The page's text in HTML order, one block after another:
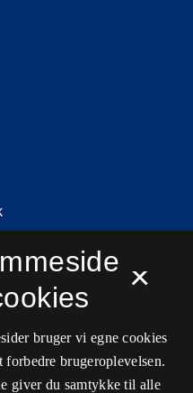
×
bruger vi egne cookies
brugeroplevelsen.
giver du samtykke til alle